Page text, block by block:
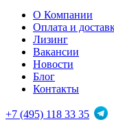
О Компании
Оплата и
Лизинг
Вакансии
Новости
Блог
Контакты
+7 (495) 118 33 35